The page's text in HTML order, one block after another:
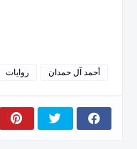
أحمد آل حمدان روايات